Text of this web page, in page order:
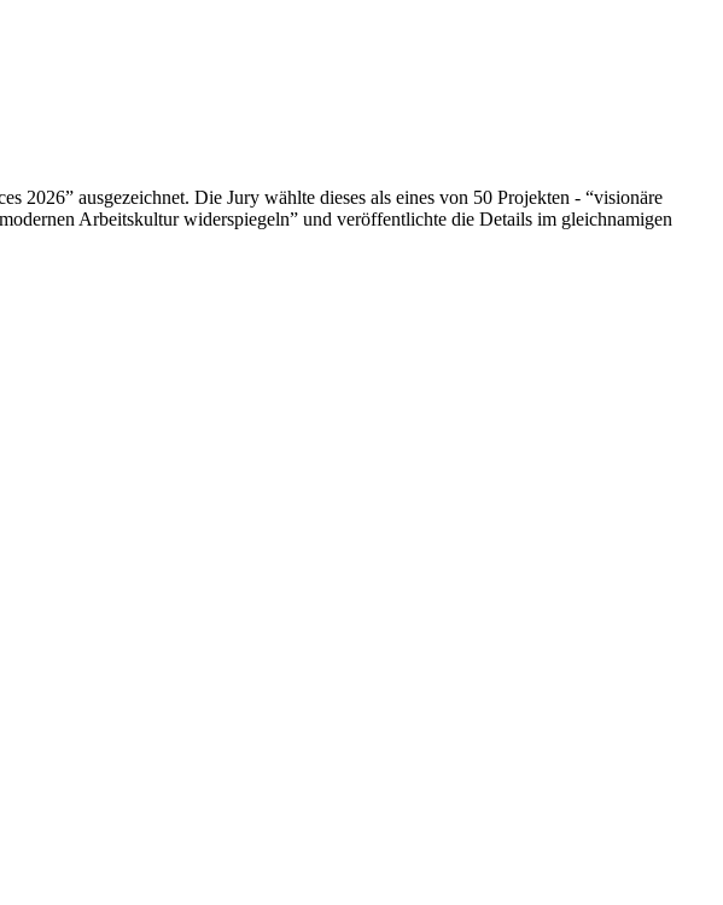
ausgezeichnet. Die Jury wählte dieses als eines von 50 Projekten - “visionäre
Arbeitskultur widerspiegeln” und veröffentlichte die Details im gleichnamigen